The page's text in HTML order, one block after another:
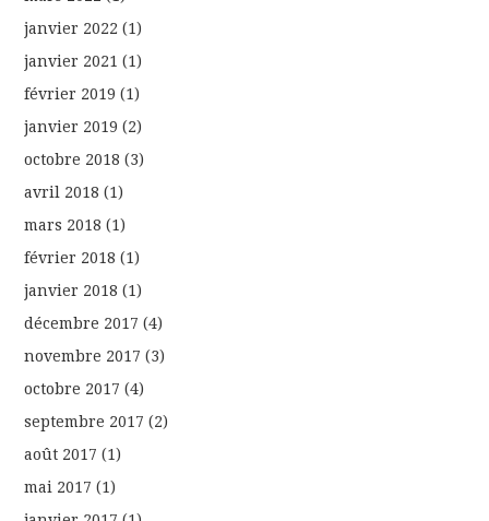
janvier 2022 (1)
janvier 2021 (1)
février 2019 (1)
janvier 2019 (2)
octobre 2018 (3)
avril 2018 (1)
mars 2018 (1)
février 2018 (1)
janvier 2018 (1)
décembre 2017 (4)
novembre 2017 (3)
octobre 2017 (4)
septembre 2017 (2)
août 2017 (1)
mai 2017 (1)